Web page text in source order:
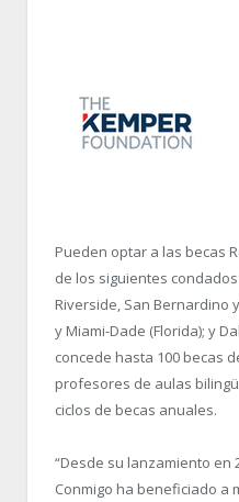
Pueden optar a las becas
de los siguientes
Riverside, San Bernardino
y Miami-Dade (Florida); y
concede hasta 100 becas
profesores de aulas
ciclos de becas anuales.
“Desde su lanzamiento en
Conmigo ha beneficiado a